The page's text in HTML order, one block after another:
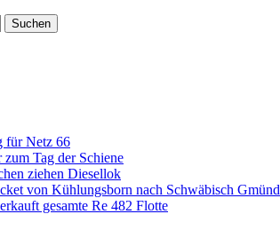
für Netz 66
zum Tag der Schiene
ziehen Diesellok
von Kühlungsborn nach Schwäbisch Gmünd
gesamte Re 482 Flotte